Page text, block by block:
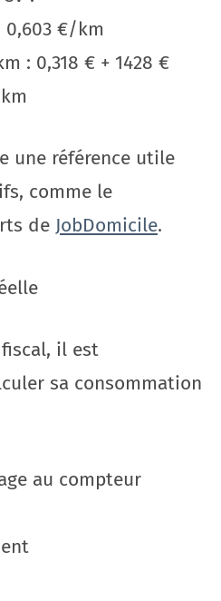
0,603 €/km
: 0,318 € + 1428 €
une référence utile
comme le
de JobDomicile.
il est
sa consommation
au compteur